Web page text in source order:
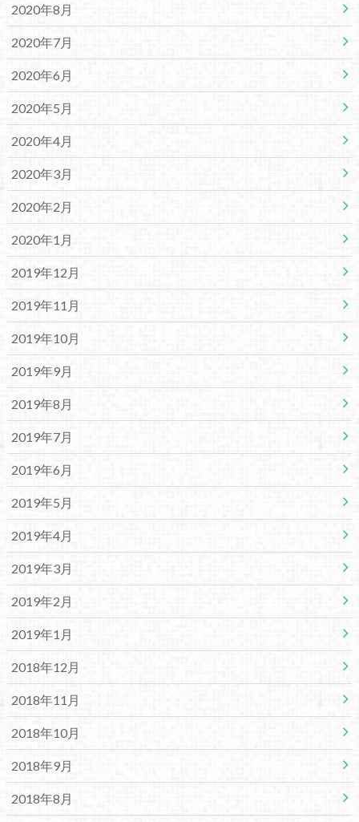
2020年8月
2020年7月
2020年6月
2020年5月
2020年4月
2020年3月
2020年2月
2020年1月
2019年12月
2019年11月
2019年10月
2019年9月
2019年8月
2019年7月
2019年6月
2019年5月
2019年4月
2019年3月
2019年2月
2019年1月
2018年12月
2018年11月
2018年10月
2018年9月
2018年8月